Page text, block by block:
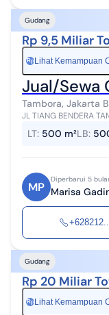
Gudang
Rp 9,5 Miliar
RpLihat Kemampuan
Jual/Sewa
Tambora, Jakarta
JL TIANG BENDERA TAMBORA,
LT: 500 m²LB:
MP
Diperbarui 5
Marisa
Gudang
Rp 20 Miliar
RpLihat Kemampuan